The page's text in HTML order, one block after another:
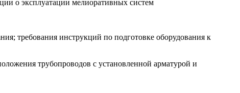
о эксплуатации мелиоративных систем
требования инструкций по подготовке оборудования к
трубопроводов с установленной арматурой и